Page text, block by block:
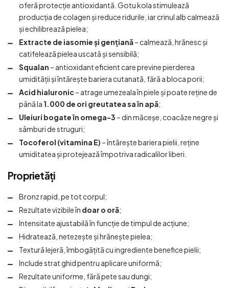
oferă protecție antioxidantă. Gotu kola stimulează
producția de colagen și reduce ridurile, iar crinul alb calmează
și echilibrează pielea;
Extracte de iasomie și gențiană– calmează, hrănesc și
catifelează pielea uscată și sensibilă;
Squalan – antioxidant eficient care previne pierderea
umidității și întărește bariera cutanată, fără a bloca porii;
Acid hialuronic– atrage umezeala în piele și poate reține de
până la 1.000 de ori greutatea sa în apă;
Uleiuri bogate în omega-3 – din măceșe, coacăze negre și
sâmburi de struguri;
Tocoferol (vitamina E) – întărește bariera pielii, reține
umiditatea și protejează împotriva radicalilor liberi.
Proprietăți
Bronz rapid, pe tot corpul;
Rezultate vizibile în doar o oră;
Intensitate ajustabilă în funcție de timpul de acțiune;
Hidratează, netezește și hrănește pielea;
Textură lejeră, îmbogățită cu ingrediente benefice pielii;
Include strat ghid pentru aplicare uniformă;
Rezultate uniforme, fără pete sau dungi;